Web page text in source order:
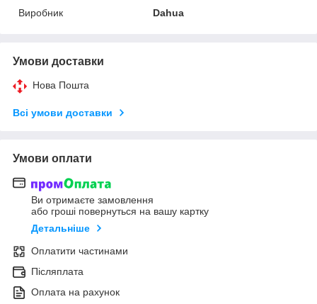
Виробник
Dahua
Умови доставки
Нова Пошта
Всі умови доставки
Умови оплати
Ви отримаєте замовлення
або гроші повернуться на вашу картку
Детальніше
Оплатити частинами
Післяплата
Оплата на рахунок